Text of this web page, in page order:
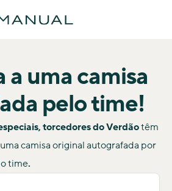
a uma camisa
pelo time!
torcedores do Verdãotêm
camisa original autografada por
time.